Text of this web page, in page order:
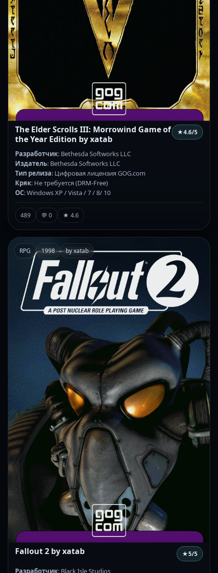
The Elder Scrolls III: Morrowind Game of
the Year Edition by xatab
★4.6/5
Разработчик: Bethesda Softworks LLC
Издатель: Bethesda Softworks LLC
Тип релиза: Цифровая лицензия GOG.com
Кряк: Не требуется (DRM-Free)
ОС: Windows XP / Vista / 7 / 8/ 10
489 💬 0 ★ 4.6
RPG 1998 by xatab
Fallout 2 by xatab ★5/5
Разработчик: Black Isle Studios